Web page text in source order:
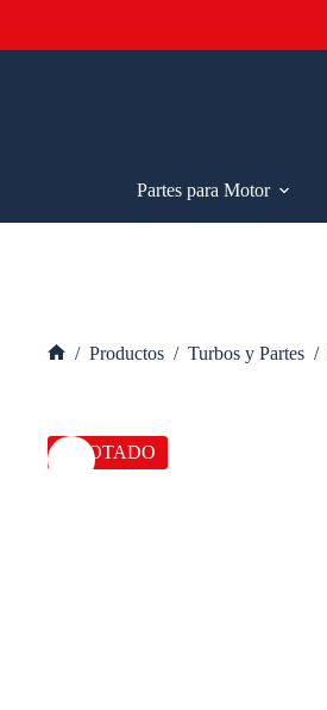
contenido
Partes para Motor
/ Productos / Turbos y Partes /
AGOTADO